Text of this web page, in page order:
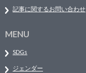
記事に関するお問い合わせ
MENU
SDGs
ジェンダー